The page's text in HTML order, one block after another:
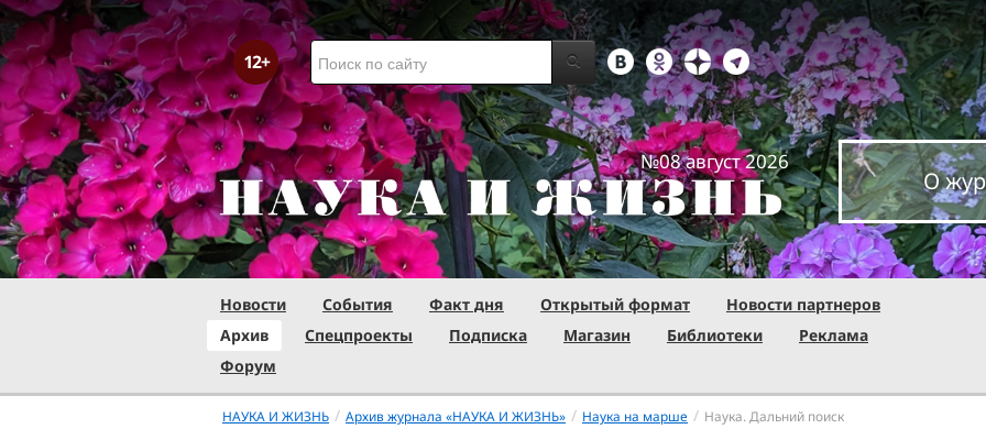
№08 август 2026
О
Новости События Факт дня Открытый формат
Новости партнеров
Архив
Спецпроекты Подписка Магазин Библиотеки
Реклама
Форум
НАУКА И ЖИЗНЬ / Архив журнала «НАУКА И ЖИЗНЬ» / Наука на марше / Наука. Дальний поиск